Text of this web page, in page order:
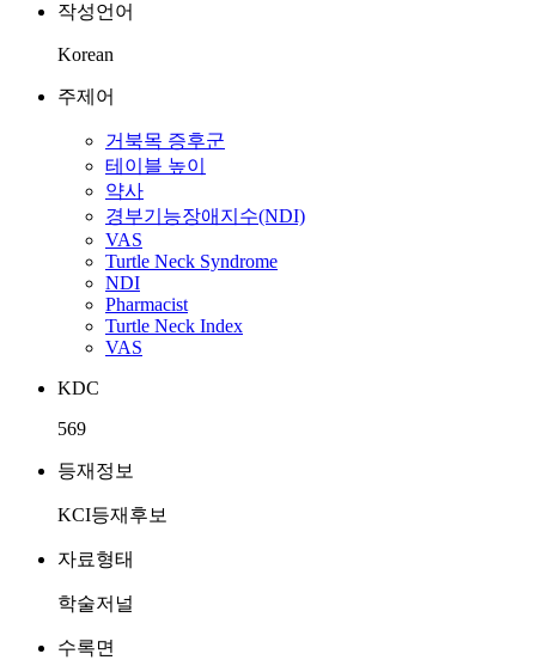
작성언어
Korean
주제어
거북목 증후군
테이블 높이
약사
경부기능장애지수(NDI)
VAS
Turtle Neck Syndrome
NDI
Pharmacist
Turtle Neck Index
VAS
KDC
569
등재정보
KCI등재후보
자료형태
학술저널
수록면